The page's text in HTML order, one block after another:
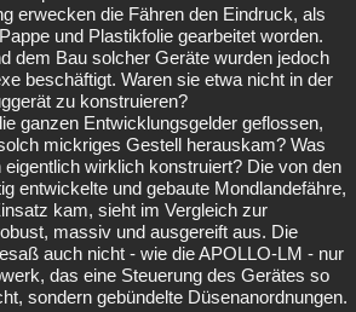
erwecken die Fähren den Eindruck, als
und Plastikfolie gearbeitet worden.
dem Bau solcher Geräte wurden jedoch
beschäftigt. Waren sie etwa nicht in der
zu konstruieren?
ganzen Entwicklungsgelder geflossen,
mickriges Gestell herauskam? Was
wirklich konstruiert? Die von den
entwickelte und gebaute Mondlandefähre,
kam, sieht im Vergleich zur
massiv und ausgereift aus. Die
auch nicht - wie die APOLLO-LM - nur
das eine Steuerung des Gerätes so
sondern gebündelte Düsenanordnungen.